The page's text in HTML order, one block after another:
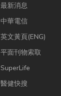
最新消息
中華電信
英文黃頁(ENG)
平面刊物索取
SuperLife
醫健快搜